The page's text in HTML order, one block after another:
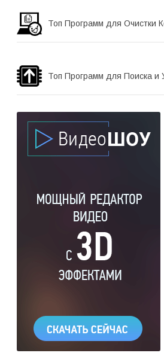
Топ Программ для Очистки
Топ Программ для Поиска и